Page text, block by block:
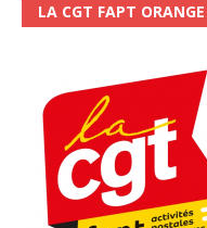
LA CGT FAPT ORANGE